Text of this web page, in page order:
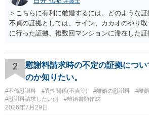
法などを詳細に主張しました。 その結果、本件女性
齢が比較的高い子どもらは、その意思に沿った親権
い子どもは、子どもの福祉の面から本件女性を親権
ました。 また、養育費及び退職金が財産分与の対象
意事項、年金分割などを内容とする裁判上の和解
た。 【先生のコメント】 本件は、子どもがいる夫婦
ること、親権、養育費、財産分与、慰謝料、面会交
議され、網羅的に合意された事例です。 親権は、基
とになります。 また、財産分与については、預貯金
の対象となる財産であるかどうか、詳細な主張立証
ます。 そして、面会交流を合意することにより、子
＞こちらに有利に離婚するには、どのような証
不貞の証拠としては、ライン、カカオのやり
に行った証拠、複数回マンションに滞在した
婚する、慰謝料をとるなど）ことができると
貞発覚後、長期間同居を続けると、不貞を許
場合がありますので、ご注意ください。 以上、
2
慰謝料請求時の不定の証拠につ
のか知りたい。
#不倫慰謝料 #異性関係(不貞等) #離婚の慰謝料
#離
#慰謝料請求したい側
#離婚書類作成
2026年7月29日